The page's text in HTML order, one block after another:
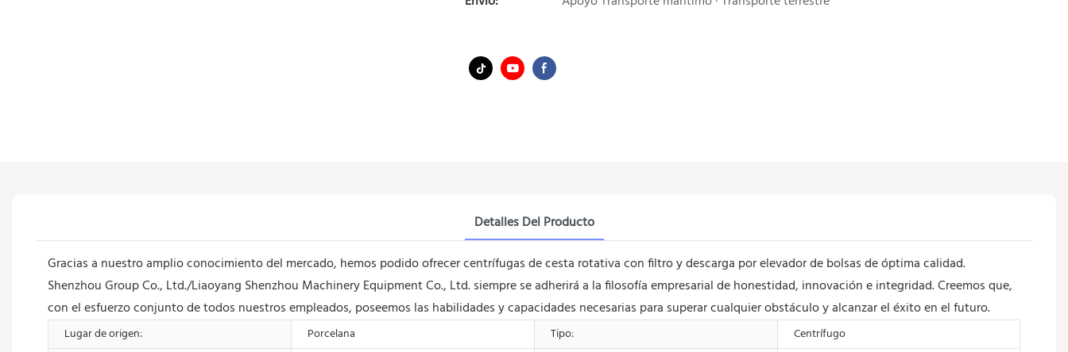
Detalles Del Producto
Gracias a nuestro amplio conocimiento del mercado, hemos podido ofrecer centrífugas de cesta rotativa con filtro y descarga por elevador de bolsas de óptima calidad.
Shenzhou Group Co., Ltd./Liaoyang Shenzhou Machinery Equipment Co., Ltd. siempre se adherirá a la filosofía empresarial de honestidad, innovación e integridad. Creemos que,
con el esfuerzo conjunto de todos nuestros empleados, poseemos las habilidades y capacidades necesarias para superar cualquier obstáculo y alcanzar el éxito en el futuro.
Lugar de origen: Porcelana Tipo:
Centrífugo